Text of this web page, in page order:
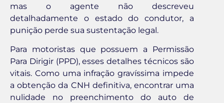
mas o agente não descreveu
detalhadamente o estado do condutor, a
punição perde sua sustentação legal.
Para motoristas que possuem a Permissão
Para Dirigir (PPD), esses detalhes técnicos são
vitais. Como uma infração gravíssima impede
a obtenção da CNH definitiva, encontrar uma
nulidade no preenchimento do auto de